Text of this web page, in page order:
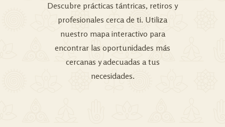
Descubre prácticas tántricas, retiros y
profesionales cerca de ti. Utiliza
nuestro mapa interactivo para
encontrar las oportunidades más
cercanas y adecuadas a tus
necesidades.